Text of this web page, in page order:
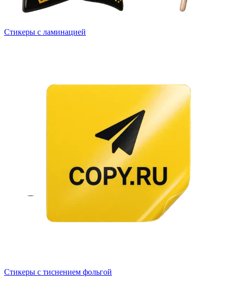
Стикеры с ламинацией
Стикеры с тиснением фольгой